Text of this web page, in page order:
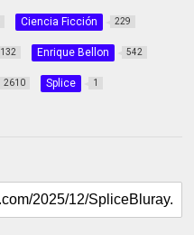
Ciencia Ficción 229
132 Enrique Bellon 542
2610 Splice 1